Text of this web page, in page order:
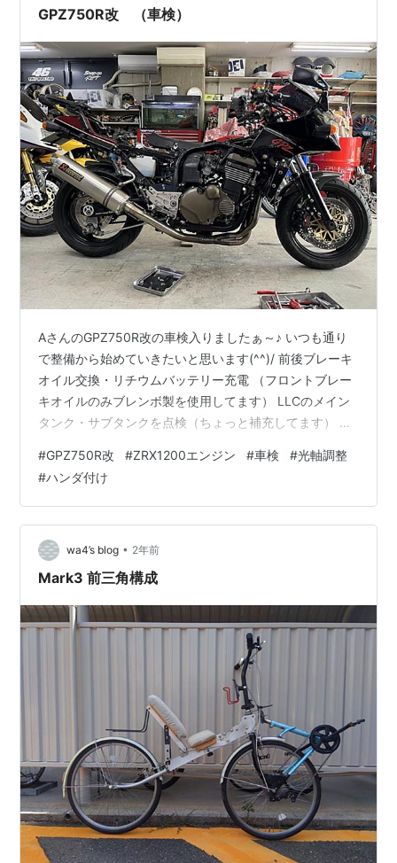
が高めに設定されていると、固まるまで時間が掛かるの
GPZ750R改 （車検）
AさんのGPZ750R改の車検入りましたぁ～♪ いつも通り
で整備から始めていきたいと思います(^^)/ 前後ブレーキ
オイル交換・リチウムバッテリー充電 （フロントブレー
キオイルのみブレンボ製を使用してます） LLCのメイン
タンク・サブタンクを点検（ちょっと補充してます） ア
ついでに調整 負圧ホースが折れ曲がってクセが付いてい
たので、交換しておきました♪ プラグの焼け色点検♪（ち
ょっと薄すぎるかな？(;^_^A ） エアフィルターは汚れて
たので交換します♪ ドライブチェーンは清掃・給油を行い
ました♪ そして、灯火類をチェックしてますと ブレーキ
ラ…
#GPZ750R改 #ZRX1200エンジン #車検 #光軸調整
#ハンダ付け
wa4’s blog • 2年前
Mark3 前三角構成